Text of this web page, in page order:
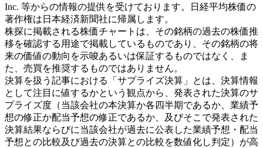
Inc. 等からの情報の提供を受けております。日経平均株価の
著作権は日本経済新聞社に帰属します。
株探に掲載される株価チャートは、その銘柄の過去の株価推
移を確認する用途で掲載しているものであり、その銘柄の将
来の価値の動向を示唆あるいは保証するものではなく、ま
た、売買を推奨するものではありません。
決算を扱う記事における「サプライズ決算」とは、決算情報
として注目に値するかという観点から、発表された決算のサ
プライズ度（当該会社の本決算か各四半期であるか、業績予
想の修正か配当予想の修正であるか、及びそこで発表された
決算結果ならびに当該会社が過去に公表した業績予想・配当
予想との比較及び過去の決算との比較を数値化し判定）が高